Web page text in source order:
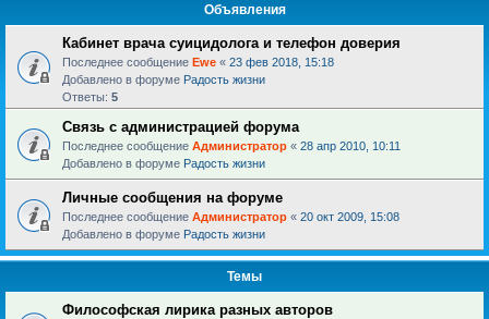
Объявления
Кабинет врача суицидолога и телефон доверия
Последнее сообщение Ewe « 23 фев 2018, 15:18
Добавлено в форуме Радость жизни
Ответы: 5
Связь с администрацией форума
Последнее сообщение Администратор « 28 апр 2010, 10:11
Добавлено в форуме Радость жизни
Личные сообщения на форуме
Последнее сообщение Администратор « 20 окт 2009, 15:08
Добавлено в форуме Радость жизни
Темы
Философская лирика разных авторов